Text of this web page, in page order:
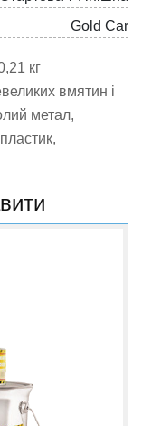
Gold Car
кг
вмятин і
метал,